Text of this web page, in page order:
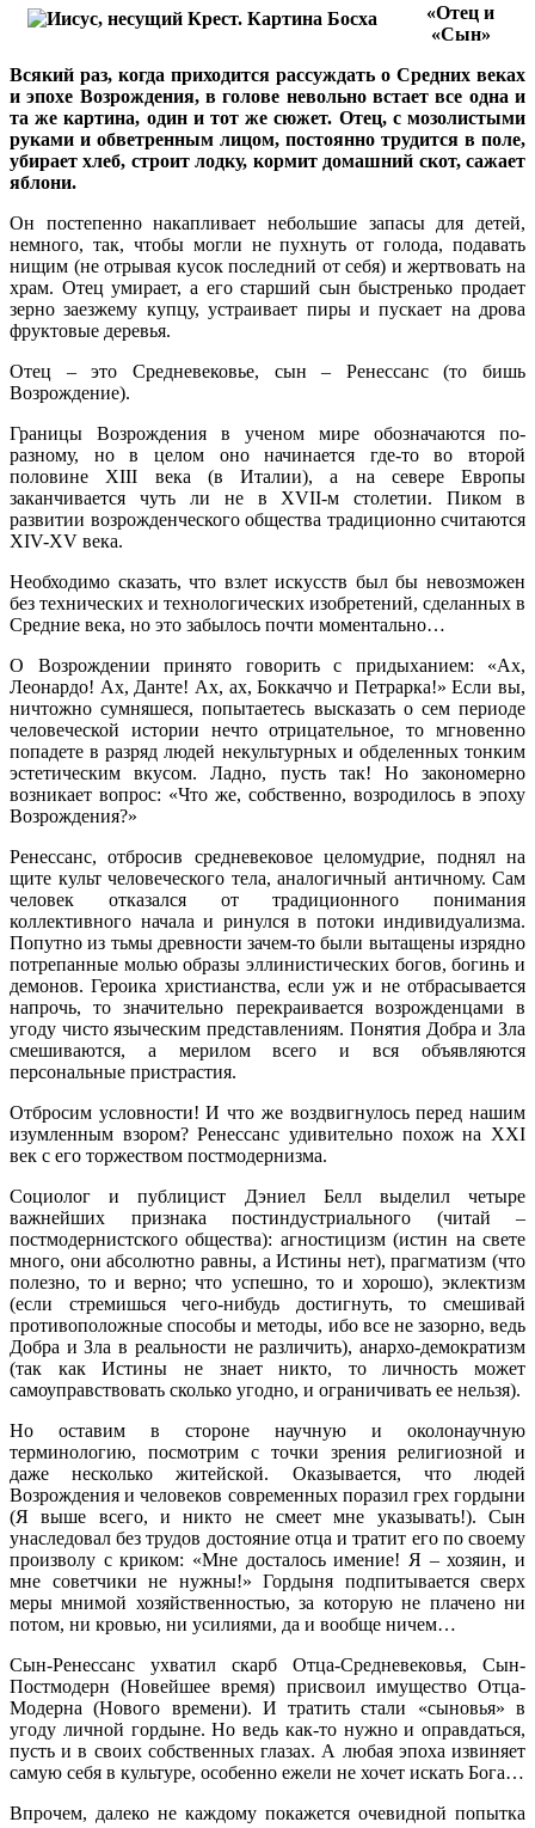
«Отец и
«Сын»
Всякий раз, когда приходится рассуждать о Средних веках
и эпохе Возрождения, в голове невольно встает все одна и
та же картина, один и тот же сюжет. Отец, с мозолистыми
руками и обветренным лицом, постоянно трудится в поле,
убирает хлеб, строит лодку, кормит домашний скот, сажает
яблони.
Он постепенно накапливает небольшие запасы для детей,
немного, так, чтобы могли не пухнуть от голода, подавать
нищим (не отрывая кусок последний от себя) и жертвовать на
храм. Отец умирает, а его старший сын быстренько продает
зерно заезжему купцу, устраивает пиры и пускает на дрова
фруктовые деревья.
Отец – это Средневековье, сын – Ренессанс (то бишь
Возрождение).
Границы Возрождения в ученом мире обозначаются по-
разному, но в целом оно начинается где-то во второй
половине XIII века (в Италии), а на севере Европы
заканчивается чуть ли не в XVII-м столетии. Пиком в
развитии возрожденческого общества традиционно считаются
XIV-XV века.
Необходимо сказать, что взлет искусств был бы невозможен
без технических и технологических изобретений, сделанных в
Средние века, но это забылось почти моментально…
О Возрождении принято говорить с придыханием: «Ах,
Леонардо! Ах, Данте! Ах, ах, Боккаччо и Петрарка!» Если вы,
ничтожно сумняшеся, попытаетесь высказать о сем периоде
человеческой истории нечто отрицательное, то мгновенно
попадете в разряд людей некультурных и обделенных тонким
эстетическим вкусом. Ладно, пусть так! Но закономерно
возникает вопрос: «Что же, собственно, возродилось в эпоху
Возрождения?»
Ренессанс, отбросив средневековое целомудрие, поднял на
щите культ человеческого тела, аналогичный античному. Сам
человек отказался от традиционного понимания
коллективного начала и ринулся в потоки индивидуализма.
Попутно из тьмы древности зачем-то были вытащены изрядно
потрепанные молью образы эллинистических богов, богинь и
демонов. Героика христианства, если уж и не отбрасывается
напрочь, то значительно перекраивается возрожденцами в
угоду чисто языческим представлениям. Понятия Добра и Зла
смешиваются, а мерилом всего и вся объявляются
персональные пристрастия.
Отбросим условности! И что же воздвигнулось перед нашим
изумленным взором? Ренессанс удивительно похож на XXI
век с его торжеством постмодернизма.
Социолог и публицист Дэниел Белл выделил четыре
важнейших признака постиндустриального (читай –
постмодернистского общества): агностицизм (истин на свете
много, они абсолютно равны, а Истины нет), прагматизм (что
полезно, то и верно; что успешно, то и хорошо), эклектизм
(если стремишься чего-нибудь достигнуть, то смешивай
противоположные способы и методы, ибо все не зазорно, ведь
Добра и Зла в реальности не различить), анархо-демократизм
(так как Истины не знает никто, то личность может
самоуправствовать сколько угодно, и ограничивать ее нельзя).
Но оставим в стороне научную и околонаучную
терминологию, посмотрим с точки зрения религиозной и
даже несколько житейской. Оказывается, что людей
Возрождения и человеков современных поразил грех гордыни
(Я выше всего, и никто не смеет мне указывать!). Сын
унаследовал без трудов достояние отца и тратит его по своему
произволу с криком: «Мне досталось имение! Я – хозяин, и
мне советчики не нужны!» Гордыня подпитывается сверх
меры мнимой хозяйственностью, за которую не плачено ни
потом, ни кровью, ни усилиями, да и вообще ничем…
Сын-Ренессанс ухватил скарб Отца-Средневековья, Сын-
Постмодерн (Новейшее время) присвоил имущество Отца-
Модерна (Нового времени). И тратить стали «сыновья» в
угоду личной гордыне. Но ведь как-то нужно и оправдаться,
пусть и в своих собственных глазах. А любая эпоха извиняет
самую себя в культуре, особенно ежели не хочет искать Бога…
Впрочем, далеко не каждому покажется очевидной попытка